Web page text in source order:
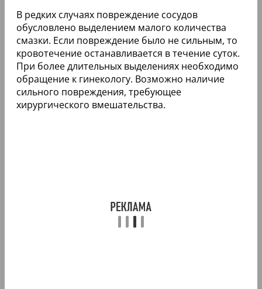
В редких случаях повреждение сосудов
обусловлено выделением малого количества
смазки. Если повреждение было не сильным, то
кровотечение останавливается в течение суток.
При более длительных выделениях необходимо
обращение к гинекологу. Возможно наличие
сильного повреждения, требующее
хирургического вмешательства.